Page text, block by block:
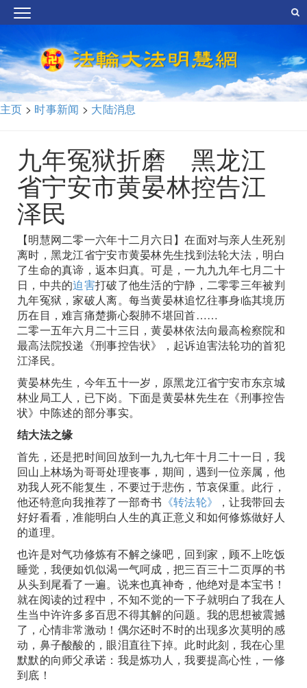
主页 > 时事新闻 > 大陆消息
九年冤狱折磨 黑龙江
省宁安市黄晏林控告江
泽民
【明慧网二零一六年十二月六日】在面对与亲人生死别
离时，黑龙江省宁安市黄晏林先生找到法轮大法，明白
了生命的真谛，返本归真。可是，一九九九年七月二十
日，中共的迫害打破了他生活的宁静，二零零三年被判
九年冤狱，家破人离。每当黄晏林追忆往事身临其境历
历在目，难言痛楚撕心裂肺不堪回首……
二零一五年六月二十三日，黄晏林依法向最高检察院和
最高法院投递《刑事控告状》，起诉迫害法轮功的首犯
江泽民。
黄晏林先生，今年五十一岁，原黑龙江省宁安市东京城
林业局工人，已下岗。下面是黄晏林先生在《刑事控告
状》中陈述的部分事实。
结大法之缘
首先，还是把时间回放到一九九七年十月二十一日，我
回山上林场为哥哥处理丧事，期间，遇到一位亲属，他
劝我人死不能复生，不要过于悲伤，节哀保重。此行，
他还特意向我推荐了一部奇书 《转法轮》
，让我带回去
好好看看，准能明白人生的真正意义和如何修炼做好人
的道理。
也许是对气功修炼有不解之缘吧，回到家，顾不上吃饭
睡觉，我便如饥似渴一气呵成，把三百三十二页厚的书
从头到尾看了一遍。说来也真神奇，他绝对是本宝书！
就在阅读的过程中，不知不觉的一下子就明白了我在人
生当中许许多多百思不得其解的问题。我的思想被震撼
了，心情非常激动！偶尔还时不时的出现多次莫明的感
动，鼻子酸酸的，眼泪直往下掉。此时此刻，我在心里
默默的向师父承诺：我是炼功人，我要提高心性，一修
到底！